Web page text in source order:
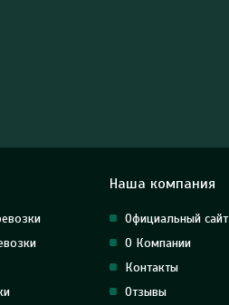
Наша компания
Официальный сайт
О Компании
Контакты
Отзывы